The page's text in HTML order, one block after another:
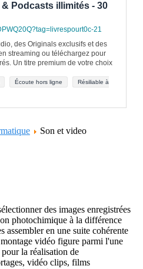
Podcasts illimités - 30
21
des Originals exclusifs et des
streaming ou téléchargez pour
Un titre premium de votre choix
Écoute hors ligne
Résiliable à
Son et video
des images enregistrées
photochimique à la différence
assembler en une suite cohérente
vidéo figure parmi l'une
la réalisation de
vidéo clips, films